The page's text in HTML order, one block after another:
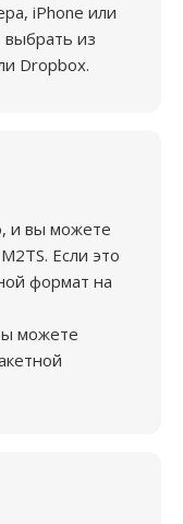
iPhone или
выбрать из
Dropbox.
и вы можете
Если это
формат на
можете